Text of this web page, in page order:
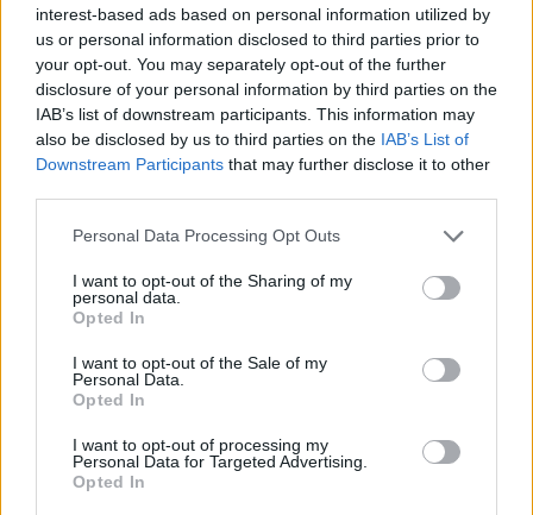
interest-based ads based on personal information utilized by
us or personal information disclosed to third parties prior to
your opt-out. You may separately opt-out of the further
disclosure of your personal information by third parties on the
IAB’s list of downstream participants. This information may
also be disclosed by us to third parties on the IAB’s List of
Downstream Participants that may further disclose it to other
Personal Data Processing Opt Outs
I want to opt-out of the Sharing of my
personal data.
Opted In
I want to opt-out of the Sale of my
Personal Data.
Opted In
I want to opt-out of processing my
Personal Data for Targeted Advertising.
Opted In
Photo 2/4